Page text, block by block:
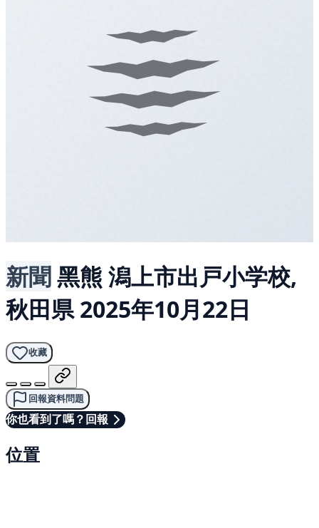
新聞黑熊 潟上市出戸小学校,
秋田県 2025年10月22日
收藏
回報資料問題
你也看到了嗎？回報
位置